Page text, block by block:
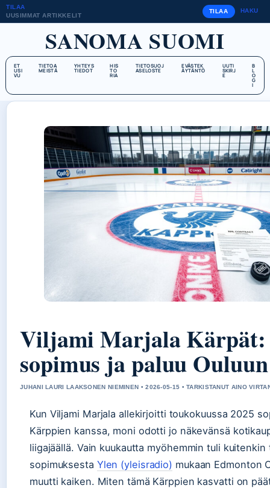
TILAA
UUSIMMAT ARTIKKELIT
TILAA HAKU
SANOMA SUOMI
ET
USI
VU
TIETOA
MEISTÄ
YHTEYS
TIEDOT
HIS
TO
RIA
TIETOSUOJ
ASELOSTE
EVÄSTEK
ÄYTÄNTÖ
UUTI
SKIRJ
E
B
L
O
G
I
Viljami Marjala
sopimus ja paluu
JUHANI LAURI LAAKSONEN NIEMINEN • 2026-05-15 • TARKISTANUT AINO
Kun Viljami Marjala allekirjoitti toukokuussa 2025
Kärppien kanssa, moni odotti jo näkevänsä
liigajäällä. Vain kuukautta myöhemmin tuli
sopimuksesta Ylen (yleisradio) mukaan Edmonton
muutti kaiken. Miten tämä Kärppien kasvatti on